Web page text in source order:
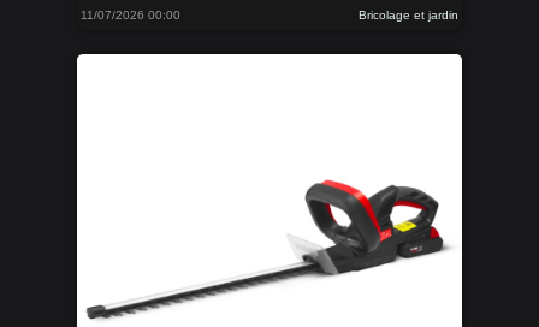
11/07/2026 00:00 Bricolage et jardin